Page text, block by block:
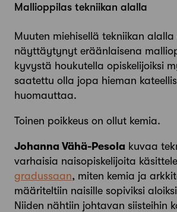
Mallioppilas tekniikan alalla
Muuten miehisellä tekniikan
näyttäytynyt eräänlaisena
kyvystä houkutella opiskelijoiksi
saatettu olla jopa hieman
huomauttaa.
Toinen poikkeus on ollut kemia.
Johanna Vähä-Pesola kuvaa
varhaisia naisopiskelijoita
gradussaan, miten kemia ja
määriteltiin naisille sopiviksi
Niiden nähtiin johtavan siisteihin